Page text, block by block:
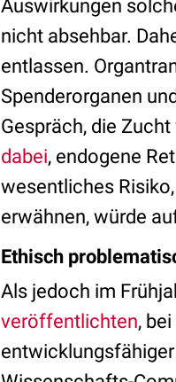
Auswirkungen
nicht absehbar.
entlassen.
Spenderorganen
Gespräch, die
dabei, endogene
wesentliches
erwähnen, würde
Ethisch
Als jedoch im
veröffentlichten,